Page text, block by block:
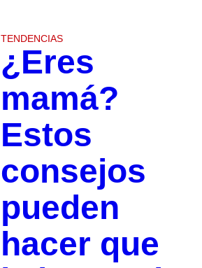
TENDENCIAS
¿Eres
mamá?
Estos
consejos
pueden
hacer que